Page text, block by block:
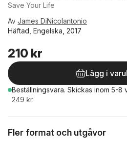
Save Your Life
Av James DiNicolantonio
Häftad, Engelska, 2017
210 kr
Lägg i
Beställningsvara. Skickas inom 5-8
249 kr.
Fler format och utgåvor